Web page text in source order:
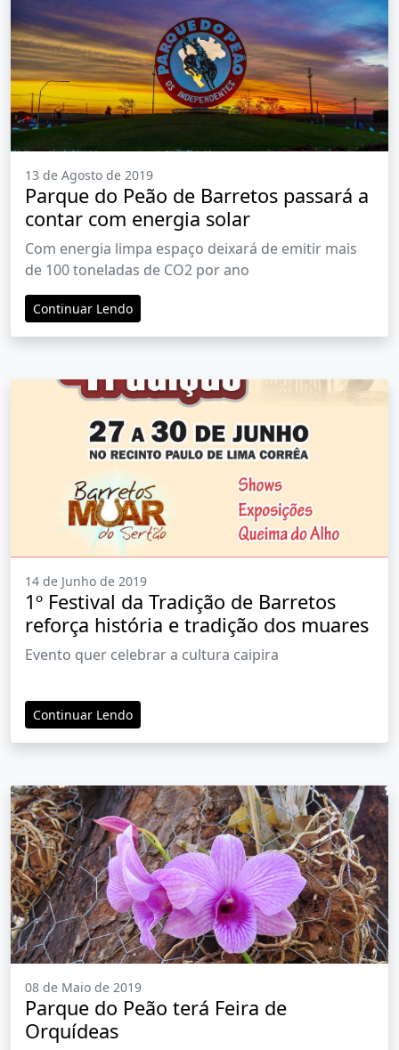
13 de Agosto de 2019
Parque do Peão de Barretos passará a
contar com energia solar
Com energia limpa espaço deixará de emitir mais
de 100 toneladas de CO2 por ano
Continuar Lendo
14 de Junho de 2019
1º Festival da Tradição de Barretos
reforça história e tradição dos muares
Evento quer celebrar a cultura caipira
Continuar Lendo
08 de Maio de 2019
Parque do Peão terá Feira de
Orquídeas